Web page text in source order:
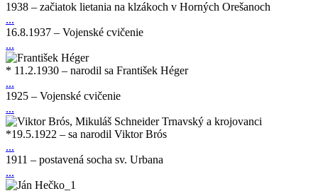
1938 – začiatok lietania na klzákoch v Horných Orešanoch
...
16.8.1937 – Vojenské cvičenie
...
* 11.2.1930 – narodil sa František Héger
...
1925 – Vojenské cvičenie
...
*19.5.1922 – sa narodil Viktor Brós
...
1911 – postavená socha sv. Urbana
...